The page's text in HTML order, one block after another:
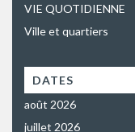
VIE QUOTIDIENNE
Ville et quartiers
DATES
août 2026
juillet 2026